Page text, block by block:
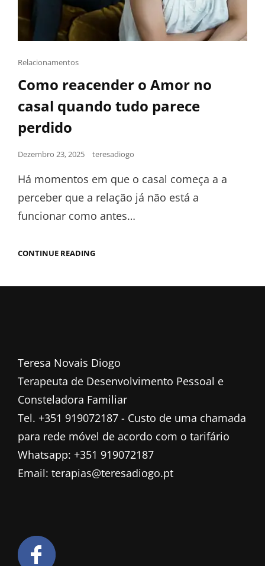
Relacionamentos
Como reacender o Amor no
casal quando tudo parece
perdido
Dezembro 23, 2025 teresadiogo
Há momentos em que o casal começa a a
perceber que a relação já não está a
funcionar como antes…
CONTINUE READING
Teresa Novais Diogo
Terapeuta de Desenvolvimento Pessoal e
Consteladora Familiar
Tel. +351 919072187 - Custo de uma chamada
para rede móvel de acordo com o tarifário
Whatsapp: +351 919072187
Email: terapias@teresadiogo.pt